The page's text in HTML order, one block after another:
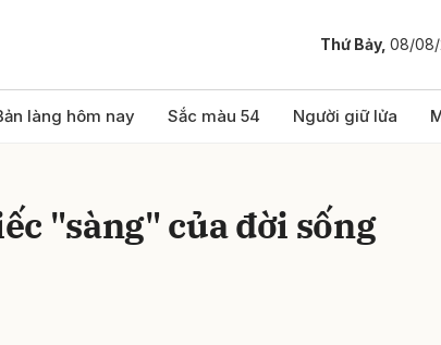
Thứ Bảy, 08/
làng hôm nay Sắc màu 54 Người giữ lửa
"sàng" của đời sống
luận